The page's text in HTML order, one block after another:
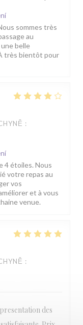
sommes très
au
belle
très bientôt pour
:
4 étoiles. Nous
votre repas au
vos
et à vous
venue.
:
des